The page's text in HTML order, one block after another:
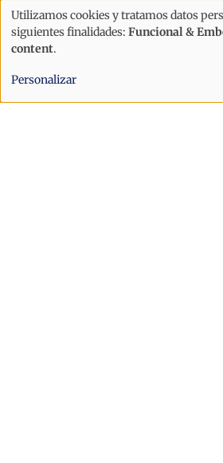
Economía Política
Andorra busca
construidos al parque
acelerar la llegada de
asequible
Uso
de
datos
personales
Utilizamos cookies y tratamos datos
siguientes finalidades: Funcional &
content.
Personalizar